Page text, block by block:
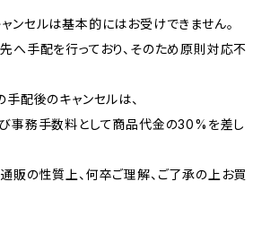
ンセルは基本的にはお受けできません。
へ手配を行っており、そのため原則対応不
手配後のキャンセルは、
事務手数料として商品代金の30%を差し
販の性質上、何卒ご理解、ご了承の上お買